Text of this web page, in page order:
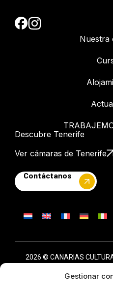
Gestionar
Nuestra
Descubre Tenerife
Ver cámaras de Tenerife
Contáctanos
2026 © CANARIAS
AVISO